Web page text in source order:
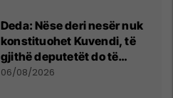
Deda: Nëse deri nesër nuk
konstituohet Kuvendi, të
gjithë deputetët do të
bëjnë shkelje të rëndë
06/08/2026